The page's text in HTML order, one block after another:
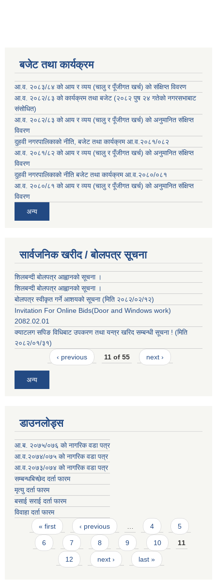
बजेट तथा कार्यक्रम
आ.व. २०८३/८४ को आय र व्यय (चालु र पूँजीगत खर्च) को संक्षिप्त विवरण
आ.व. २०८२/८३ को कार्यक्रम तथा बजेट (२०८२ पुष २४ गतेको नगरसभाबाट
संसोधित)
आ.व. २०८२/८३ को आय र व्यय (चालु र पूँजीगत खर्च) को अनुमानित संक्षिप्त
विवरण
दुहवी नगरपालिकाको नीति, बजेट तथा कार्यक्रम आ.व.२०८१/०८२
आ.व. २०८१/८२ को आय र व्यय (चालु र पूँजीगत खर्च) को अनुमानित संक्षिप्त
विवरण
दुहवी नगरपालिकाको नीति बजेट तथा कार्यक्रम आ.व.२०८०/०८१
आ.व. २०८०/८१ को आय र व्यय (चालु र पूँजीगत खर्च) को अनुमानित संक्षिप्त
विवरण
अन्य
सार्वजनिक खरीद / बोलपत्र सूचना
शिलबन्दी बोलपत्र आह्वानको सूचना ।
शिलबन्दी बोलपत्र आह्वानको सूचना ।
बोलपत्र स्वीकृत गर्ने आशयको सूचना (मिति २०८२/०२/१२)
Invitation For Online Bids(Door and Windows work)
2082.02.01
क्याटलग सपिङ विधिबाट उपकरण तथा यन्त्र खरिद सम्बन्धी सूचना ! (मिति
२०८२/०१/३१)
‹ previous
11 of 55 next ›
अन्य
डाउनलोड्स
आ.ब. २०७५/०७६ काे नागरिक वडा पत्र
आ.व.२०७४/०७५ को नागरिक वडा पत्र
आ.व.२०७३/०७४ को नागरिक वडा पत्र
सम्बन्धबिच्छेद दर्ता फारम
मृत्यु दर्ता फारम
बसाई सराई दर्ता फारम
विवाहा दर्ता फारम
Pages
« first ‹ previous 4 5
6 7 8 9 10 11
12 next › last »